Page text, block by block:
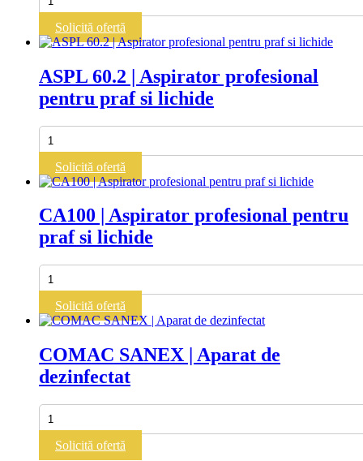
127
WD
|
profesional
pentru
praf
si
lichide
Solicită ofertă
ASPL 60.2 | Aspirator profesional
pentru praf si lichide
Cantitate
ASPL
60.2
|
Aspirator
pentru
praf
si
lichide
Solicită ofertă
CA100 | Aspirator profesional pentru
praf si lichide
Cantitate
CA100
Aspirator
profesional
praf
si
lichide
Solicită ofertă
COMAC SANEX | Aparat de
dezinfectat
Cantitate
COMAC
SANEX
Solicită ofertă